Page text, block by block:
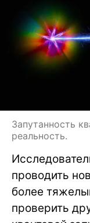
Запутанность
реальность.
проводить
более
проверить